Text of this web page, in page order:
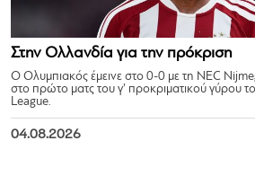
Στην Ολλανδία για την πρόκριση
Ο Ολυμπιακός έμεινε στο 0-0 με τη NEC
στο πρώτο ματς του γ’ προκριματικού γύρου
League.
04.08.2026